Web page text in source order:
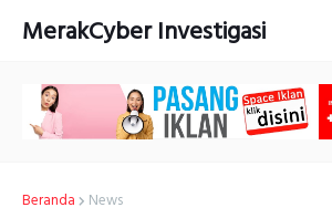
MerakCyber Investigasi
Beranda News